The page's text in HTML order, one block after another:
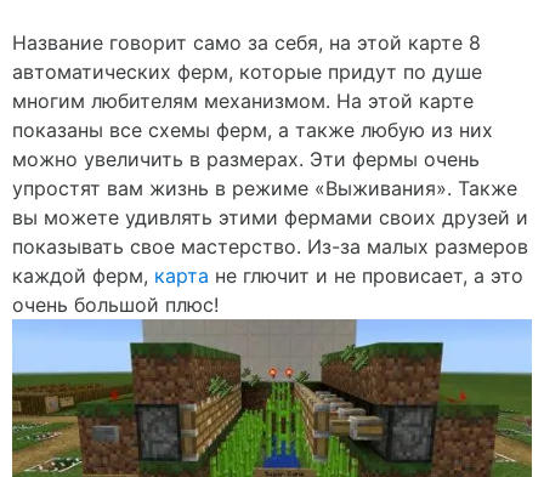
Название говорит само за себя, на этой карте 8
автоматических ферм, которые придут по душе
многим любителям механизмом. На этой карте
показаны все схемы ферм, а также любую из них
можно увеличить в размерах. Эти фермы очень
упростят вам жизнь в режиме «Выживания». Также
вы можете удивлять этими фермами своих друзей и
показывать свое мастерство. Из-за малых размеров
каждой ферм, карта не глючит и не провисает, а это
очень большой плюс!